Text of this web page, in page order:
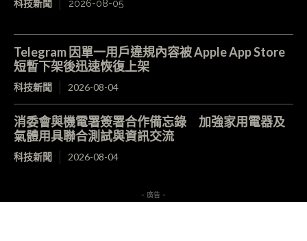
科技新聞 2026-08-05
Telegram 因單一用戶違規內容被 Apple App Store
短暫下架後迅速恢復上架
科技新聞 2026-08-04
消委會與機電署簽署合作備忘錄 加強家用電器及
氣體用具聯合測試與資訊交流
科技新聞 2026-08-04
- 廣告 -